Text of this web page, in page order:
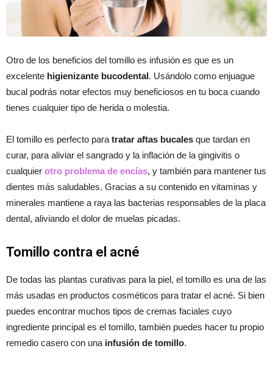
Otro de los beneficios del tomillo es infusión es que es un
excelente higienizante bucodental. Usándolo como enjuague
bucal podrás notar efectos muy beneficiosos en tu boca cuando
tienes cualquier tipo de herida o molestia.
El tomillo es perfecto para tratar aftas bucales que tardan en
curar, para aliviar el sangrado y la inflación de la gingivitis o
cualquier otro problema de encías, y también para mantener tus
dientes más saludables. Gracias a su contenido en vitaminas y
minerales mantiene a raya las bacterias responsables de la placa
dental, aliviando el dolor de muelas picadas.
Tomillo contra el acné
De todas las plantas curativas para la piel, el tomillo es una de las
más usadas en productos cosméticos para tratar el acné. Si bien
puedes encontrar muchos tipos de cremas faciales cuyo
ingrediente principal es el tomillo, también puedes hacer tu propio
remedio casero con una infusión de tomillo.